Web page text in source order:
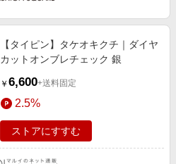
【タイピン】タケオキクチ｜ダイヤ
カットオンブレチェック 銀
￥ 6,600+送料固定
2.5%
ストアにすすむ